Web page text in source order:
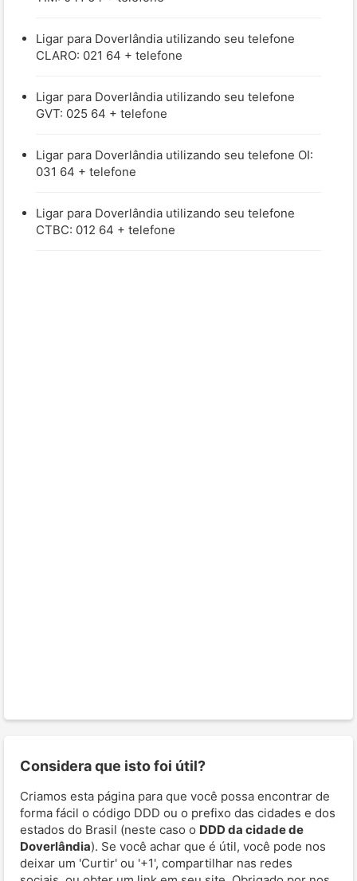
Ligar para Doverlândia utilizando seu telefone
CLARO: 021 64 + telefone
Ligar para Doverlândia utilizando seu telefone
GVT: 025 64 + telefone
Ligar para Doverlândia utilizando seu telefone OI:
031 64 + telefone
Ligar para Doverlândia utilizando seu telefone
CTBC: 012 64 + telefone
Considera que isto foi útil?
Criamos esta página para que você possa encontrar de
forma fácil o código DDD ou o prefixo das cidades e dos
estados do Brasil (neste caso o DDD da cidade de
Doverlândia). Se você achar que é útil, você pode nos
deixar um 'Curtir' ou '+1', compartilhar nas redes